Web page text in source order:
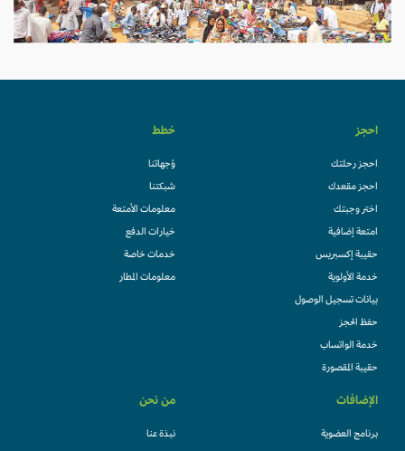
احجز
احجز رحلتك
احجز مقعدك
اختر وجبتك
امتعة إضافية
حقيبة إكسبريس
خدمة الأولوية
بيانات تسجيل الوصول
حفظ الحجز
خدمة الواتساب
حقيبة المقصورة
خطط
وُجهاتنا
شبكتنا
معلومات الأمتعة
خيارات الدفع
خدمات خاصة
معلومات المطار
الإضافات
برنامج العضوية
من نحن
نبذة عنا